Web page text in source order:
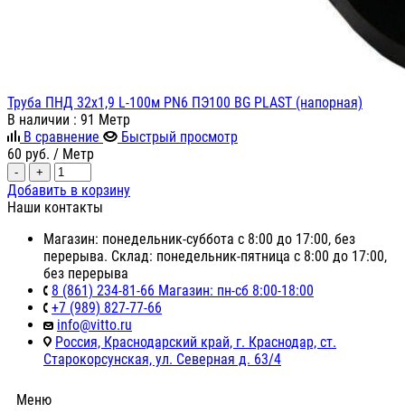
Труба ПНД 32x1,9 L-100м PN6 ПЭ100 BG PLAST (напорная)
В наличии : 91 Метр
В сравнение
Быстрый просмотр
60 руб. / Метр
- +
Добавить в корзину
Наши контакты
Магазин: понедельник-суббота с 8:00 до 17:00, без
перерыва. Склад: понедельник-пятница с 8:00 до 17:00,
без перерыва
8 (861) 234-81-66 Магазин: пн-сб 8:00-18:00
+7 (989) 827-77-66
info@vitto.ru
Россия, Краснодарский край, г. Краснодар, ст.
Старокорсунская, ул. Северная д. 63/4
Меню